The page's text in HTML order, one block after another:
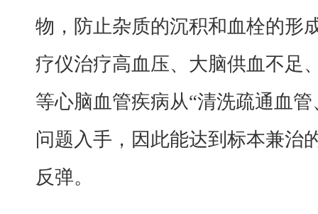
物，防止杂质的沉积和血栓的形
疗仪治疗高血压、大脑供血不足
等心脑血管疾病从“清洗疏通血
问题入手，因此能达到标本兼治
反弹。